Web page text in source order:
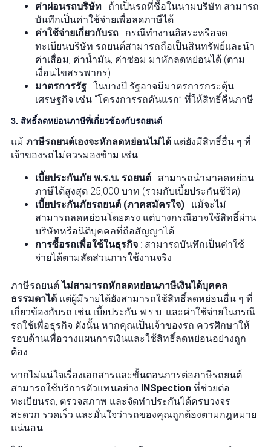
ค่าผ่อนรถบริษัท : ถ้าเป็นรถที่ซื้อในนามบริษัท สามารถ
บันทึกเป็นค่าใช้จ่ายเพื่อลดภาษีได้
ค่าใช้จ่ายเกี่ยวกับรถ : กรณีทำงานอิสระหรือจด
ทะเบียนบริษัท รถยนต์สามารถถือเป็นสินทรัพย์และนำ
ค่าเสื่อม, ค่าน้ำมัน, ค่าซ่อม มาหักลดหย่อนได้ (ตาม
เงื่อนไขสรรพากร)
มาตรการรัฐ : ในบางปี รัฐอาจมีมาตรการกระตุ้น
เศรษฐกิจ เช่น “โครงการรถคันแรก” ที่ให้สิทธิ์คืนภาษี
3. สิทธิ์ลดหย่อนภาษีที่เกี่ยวข้องกับรถยนต์
แม้ ภาษีรถยนต์เองจะหักลดหย่อนไม่ได้ แต่ยังมีสิทธิ์อื่น ๆ ที่
เจ้าของรถไม่ควรมองข้าม เช่น
เบี้ยประกันภัย พ.ร.บ. รถยนต์ : สามารถนำมาลดหย่อน
ภาษีได้สูงสุด 25,000 บาท (รวมกับเบี้ยประกันชีวิต)
เบี้ยประกันภัยรถยนต์ (ภาคสมัครใจ) : แม้จะไม่
สามารถลดหย่อนโดยตรง แต่บางกรณีอาจใช้สิทธิ์ผ่าน
บริษัทหรือนิติบุคคลที่ถือสัญญาได้
การซื้อรถเพื่อใช้ในธุรกิจ : สามารถบันทึกเป็นค่าใช้
จ่ายได้ตามสัดส่วนการใช้งานจริง
ภาษีรถยนต์ไม่สามารถหักลดหย่อนภาษีเงินได้บุคคล
ธรรมดาได้ แต่ผู้มีรายได้ยังสามารถใช้สิทธิ์ลดหย่อนอื่น ๆ ที่
เกี่ยวข้องกับรถ เช่น เบี้ยประกัน พ.ร.บ. และค่าใช้จ่ายในกรณี
รถใช้เพื่อธุรกิจ ดังนั้น หากคุณเป็นเจ้าของรถ ควรศึกษาให้
รอบด้านเพื่อวางแผนการเงินและใช้สิทธิ์ลดหย่อนอย่างถูก
ต้อง
หากไม่แน่ใจเรื่องเอกสารและขั้นตอนการต่อภาษีรถยนต์
สามารถใช้บริการตัวแทนอย่าง INSpection ที่ช่วยต่อ
ทะเบียนรถ, ตรวจสภาพ และจัดทำประกันได้ครบวงจร
สะดวก รวดเร็ว และมั่นใจว่ารถของคุณถูกต้องตามกฎหมาย
แน่นอน